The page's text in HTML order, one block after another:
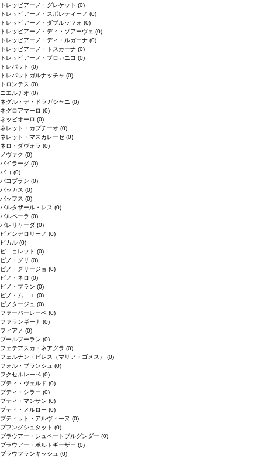
トレッビアーノ・グレケット (0)
トレッビアーノ・スポレティーノ (0)
トレッビアーノ・ダブルッツォ (0)
トレッビアーノ・ディ・ソアーヴェ (0)
トレッビアーノ・ディ・ルガーナ (0)
トレッビアーノ・トスカーナ (0)
トレッビアーノ・プロカニコ (0)
トレパット (0)
トレパットガルナッチャ (0)
トロンテス (0)
ニエルチオ (0)
ネグル・デ・ドラガシャニ (0)
ネグロアマーロ (0)
ネッビオーロ (0)
ネレット・カプチーオ (0)
ネレット・マスカレーゼ (0)
ネロ・ダヴォラ (0)
ノヴァク (0)
バイラーダ (0)
バコ (0)
バコブラン (0)
バッカス (0)
バッフス (0)
バルタザール・レス (0)
バルベーラ (0)
パレリャーダ (0)
ピアンデロリーノ (0)
ビカル (0)
ピニョレット (0)
ピノ・グリ (0)
ピノ・グリージョ (0)
ピノ・ネロ (0)
ピノ・ブラン (0)
ピノ・ムニエ (0)
ピノタージュ (0)
ファーバーレーベ (0)
ファランギーナ (0)
フィアノ (0)
ブールブーラン (0)
フェテアスカ・ネアグラ (0)
フェルナン・ピレス（マリア・ゴメス） (0)
フォル・ブランシュ (0)
フクセルレーベ (0)
プティ・ヴェルド (0)
プティ・シラー (0)
プティ・マンサン (0)
プティ・メルロー (0)
プティット・アルヴィーヌ (0)
プフングシュタット (0)
ブラウアー・シュペートブルグンダー (0)
ブラウアー・ポルトギーザー (0)
ブラウフランキッシュ (0)